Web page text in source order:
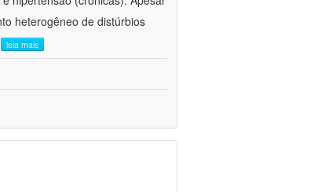
heterogêneo de distúrbios
leia mais